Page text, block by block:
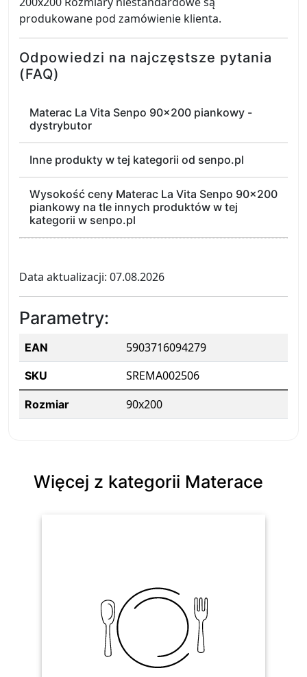
produkowane pod zamówienie klienta.
Odpowiedzi na najczęstsze pytania
(FAQ)
Materac La Vita Senpo 90x200 piankowy -
dystrybutor
Inne produkty w tej kategorii od senpo.pl
Wysokość ceny Materac La Vita Senpo 90x200
piankowy na tle innych produktów w tej
kategorii w senpo.pl
Data aktualizacji: 07.08.2026
Parametry:
EAN 5903716094279
SKU SREMA002506
Rozmiar 90x200
Więcej z kategorii Materace